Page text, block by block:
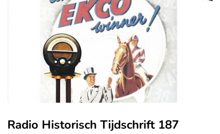
Radio Historisch Tijdschrift 187